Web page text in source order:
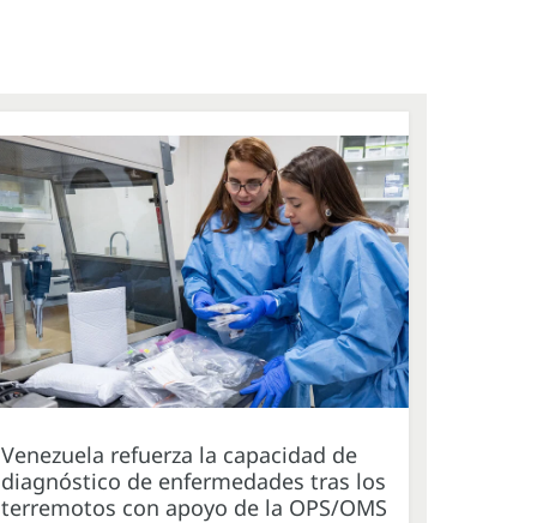
Venezuela refuerza la capacidad de
diagnóstico de enfermedades tras los
terremotos con apoyo de la OPS/OMS